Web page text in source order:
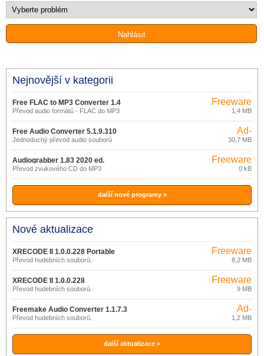
Nejnovější v kategorii
Free FLAC to MP3 Converter 1.4
Převod audio formátů - FLAC do MP3
Freeware
1,4 MB
Free Audio Converter 5.1.9.310
Jednoduchý převod audio souborů
Ad-
supported
30,7 MB
Audiograbber 1.83 2020 ed.
Převod zvukového CD do MP3
Freeware
0 kB
další nové programy »
Nové aktualizace
XRECODE II 1.0.0.228 Portable
Převod hudebních souborů.
Freeware
8,2 MB
XRECODE II 1.0.0.228
Převod hudebních souborů.
Freeware
9 MB
Freemake Audio Converter 1.1.7.3
Převod hudebních souborů.
Ad-
supported
1,2 MB
další aktualizace »